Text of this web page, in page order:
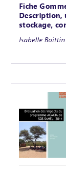
Fiche
Description,
stockage,
Isabelle Boittin